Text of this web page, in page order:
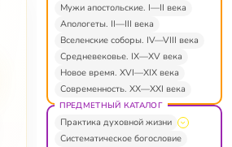
Мужи апостольские. I—II века
Апологеты. II—III века
Вселенские соборы. IV—VIII века
Средневековье. IX—XV века
Новое время. XVI—XIX века
Современность. XX—XXI века
ПРЕДМЕТНЫЙ КАТАЛОГ
Практика духовной жизни
Систематическое богословие